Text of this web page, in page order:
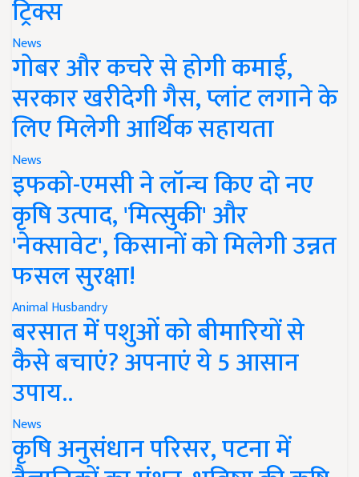
ट्रिक्स
News
गोबर और कचरे से होगी कमाई,
सरकार खरीदेगी गैस, प्लांट लगाने के
लिए मिलेगी आर्थिक सहायता
News
इफको-एमसी ने लॉन्च किए दो नए
कृषि उत्पाद, 'मित्सुकी' और
'नेक्सावेट', किसानों को मिलेगी उन्नत
फसल सुरक्षा!
Animal Husbandry
बरसात में पशुओं को बीमारियों से
कैसे बचाएं? अपनाएं ये 5 आसान
उपाय..
News
कृषि अनुसंधान परिसर, पटना में